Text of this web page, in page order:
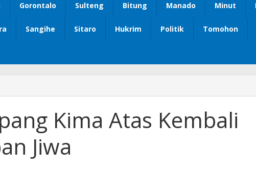
Gorontalo Sulteng Bitung Manado Minut
Sangihe Sitaro Hukrim Politik Tomohon
Kima Atas Kembali
Jiwa